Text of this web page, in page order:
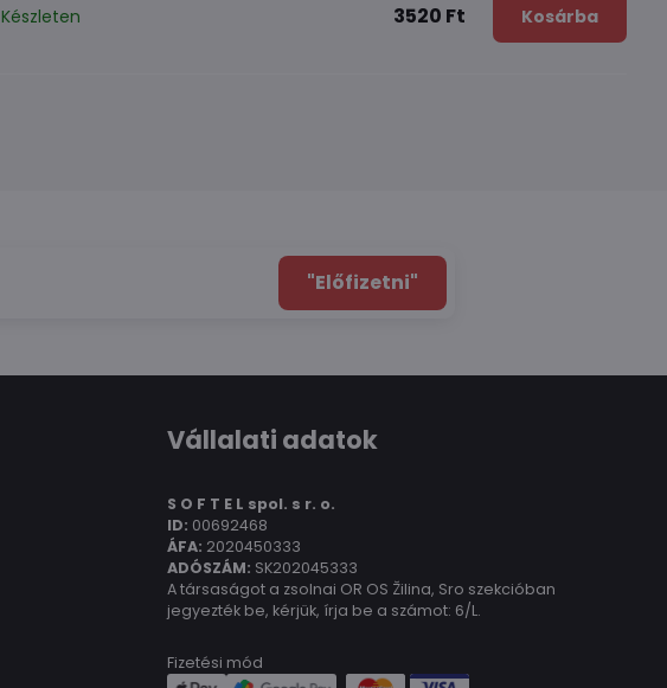
Készleten 3520 Ft Kosárba
"Előfizetni"
Vállalati adatok
S O F T E L spol. s r. o.
ID: 00692468
ÁFA: 2020450333
ADÓSZÁM: SK202045333
A társaságot a zsolnai OR OS Žilina, Sro szekcióban
jegyezték be, kérjük, írja be a számot: 6/L.
Fizetési mód